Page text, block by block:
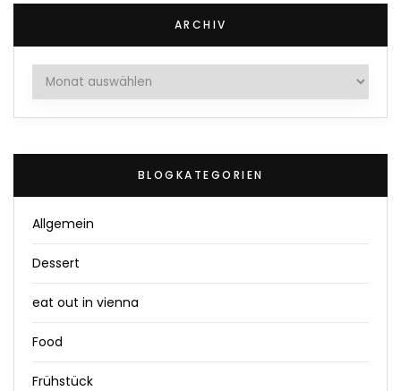
ARCHIV
Archiv
BLOGKATEGORIEN
Allgemein
Dessert
eat out in vienna
Food
Frühstück